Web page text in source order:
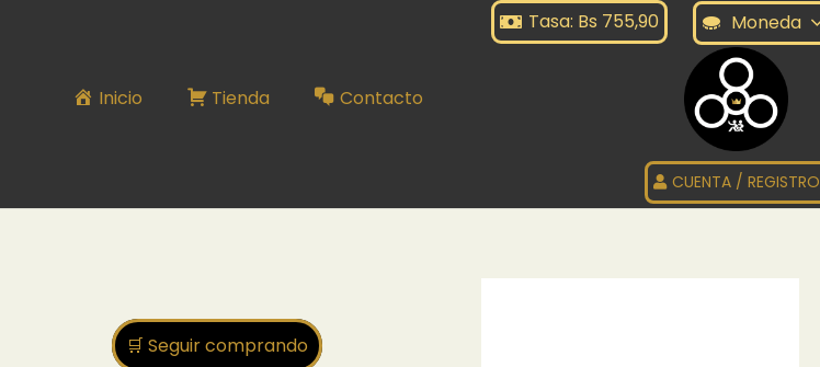
Tasa: Bs 755,90 Moneda
Inicio Tienda Contacto
CUENTA / REGISTRO
🛒 Seguir comprando